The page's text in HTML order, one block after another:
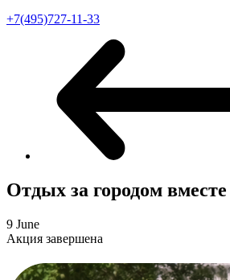
+7(495)727-11-33
Отдых за городом
9 June
Акция завершена